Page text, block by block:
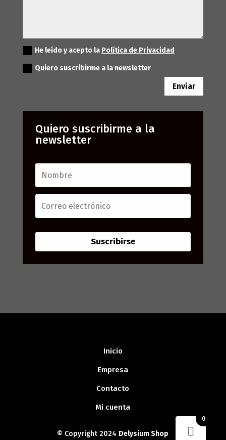
He leído y acepto la Política de Privacidad
Quiero suscribirme a la newsletter
Enviar
Quiero suscribirme a la
newsletter
Suscribirse
Inicio
Empresa
Contacto
Mi cuenta
© Copyright 2024 Delysium Shop
0